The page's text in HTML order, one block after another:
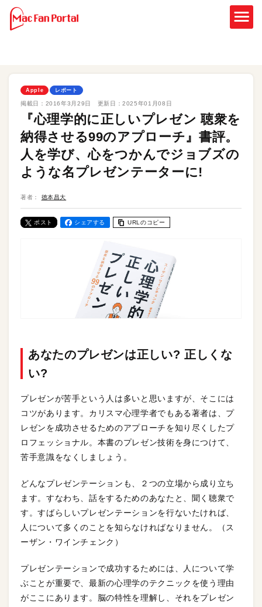
Apple レポート
掲載日： 2016年3月29日 更新日：2025年01月08日
『心理学的に正しいプレゼン 聴衆を
納得させる99のアプローチ』書評。
人を学び、心をつかんでジョブズの
ような名プレゼンテーターに!
著者： 徳本昌大
ポスト シェアする URLのコピー
あなたのプレゼンは正しい? 正しくな
い?
プレゼンが苦手という人は多いと思いますが、そこには
コツがあります。カリスマ心理学者でもある著者は、プ
レゼンを成功させるためのアプローチを知り尽くしたプ
ロフェッショナル。本書のプレゼン技術を身につけて、
苦手意識をなくしましょう。
どんなプレゼンテーションも、２つの立場から成り立ち
ます。すなわち、話をするためのあなたと、聞く聴衆で
す。すばらしいプレゼンテーションを行ないたければ、
人について多くのことを知らなければなりません。（ス
ーザン・ワインチェンク）
プレゼンテーションで成功するためには、人について学
ぶことが重要で、最新の心理学のテクニックを使う理由
がここにあります。脳の特性を理解し、それをプレゼン